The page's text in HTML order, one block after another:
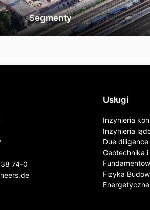
Segmenty
74-0
de
Usługi
Inżynieria
Inżynieria
Due
Geotechnika i
Fizyka
Energetyczne